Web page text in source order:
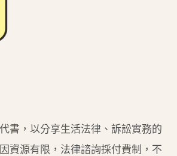
書，以分享生活法律、訴訟實務的
資源有限，法律諮詢採付費制，不